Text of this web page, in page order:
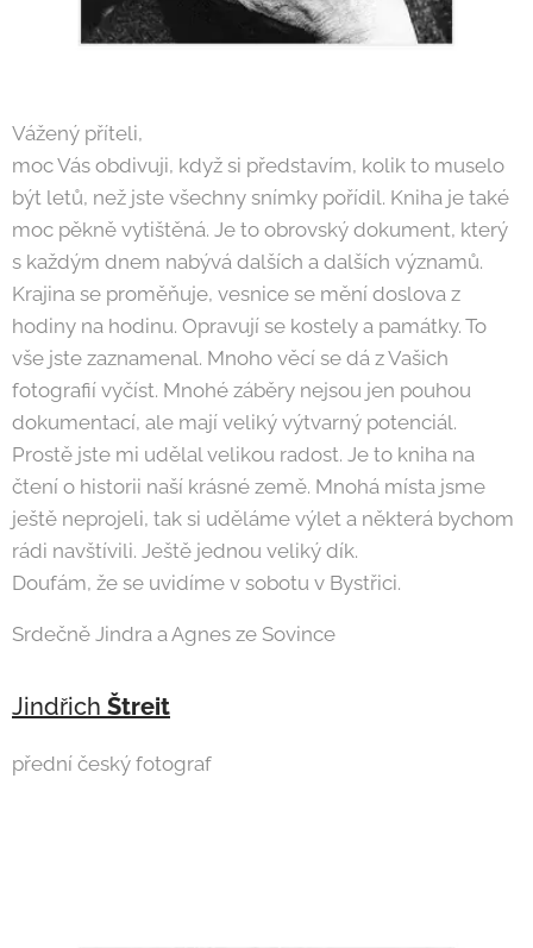
Vážený příteli,
moc Vás obdivuji, když si představím, kolik to muselo
být letů, než jste všechny snímky pořídil. Kniha je také
moc pěkně vytištěná. Je to obrovský dokument, který
s každým dnem nabývá dalších a dalších významů.
Krajina se proměňuje, vesnice se mění doslova z
hodiny na hodinu. Opravují se kostely a památky. To
vše jste zaznamenal. Mnoho věcí se dá z Vašich
fotografií vyčíst. Mnohé záběry nejsou jen pouhou
dokumentací, ale mají veliký výtvarný potenciál.
Prostě jste mi udělal velikou radost. Je to kniha na
čtení o historii naší krásné země. Mnohá místa jsme
ještě neprojeli, tak si uděláme výlet a některá bychom
rádi navštívili. Ještě jednou veliký dík.
Doufám, že se uvidíme v sobotu v Bystřici.
Srdečně Jindra a Agnes ze Sovince
Jindřich Štreit
přední český fotograf